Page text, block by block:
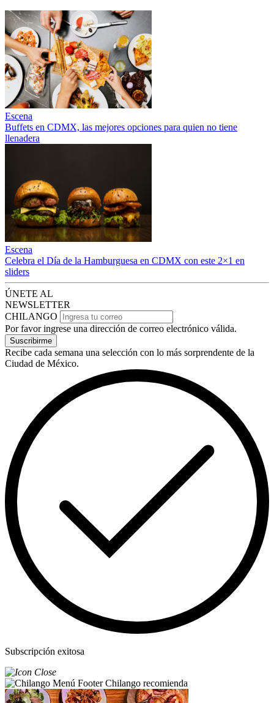
Escena
Buffets en CDMX, las mejores opciones para quien no tiene
llenadera
Escena
Celebra el Día de la Hamburguesa en CDMX con este 2×1 en
sliders
ÚNETE AL
NEWSLETTER
CHILANGO
Por favor ingrese una dirección de correo electrónico válida.
Suscribirme
Recibe cada semana una selección con lo más sorprendente de la
Ciudad de México.
Subscripción exitosa
Chilango recomienda